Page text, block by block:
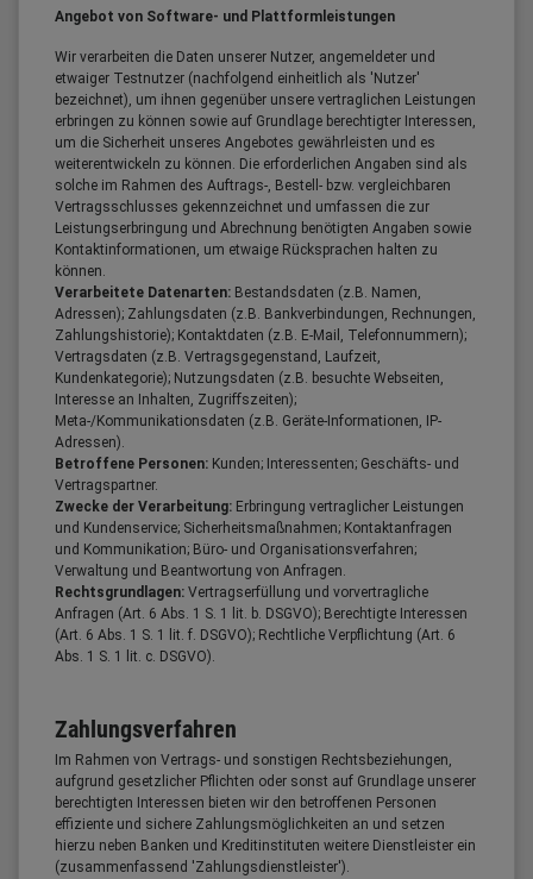
Angebot von Software- und Plattformleistungen
Wir verarbeiten die Daten unserer Nutzer, angemeldeter und
etwaiger Testnutzer (nachfolgend einheitlich als 'Nutzer'
bezeichnet), um ihnen gegenüber unsere vertraglichen Leistungen
erbringen zu können sowie auf Grundlage berechtigter Interessen,
um die Sicherheit unseres Angebotes gewährleisten und es
weiterentwickeln zu können. Die erforderlichen Angaben sind als
solche im Rahmen des Auftrags-, Bestell- bzw. vergleichbaren
Vertragsschlusses gekennzeichnet und umfassen die zur
Leistungserbringung und Abrechnung benötigten Angaben sowie
Kontaktinformationen, um etwaige Rücksprachen halten zu
können.
Verarbeitete Datenarten: Bestandsdaten (z.B. Namen,
Adressen); Zahlungsdaten (z.B. Bankverbindungen, Rechnungen,
Zahlungshistorie); Kontaktdaten (z.B. E-Mail, Telefonnummern);
Vertragsdaten (z.B. Vertragsgegenstand, Laufzeit,
Kundenkategorie); Nutzungsdaten (z.B. besuchte Webseiten,
Interesse an Inhalten, Zugriffszeiten);
Meta-/Kommunikationsdaten (z.B. Geräte-Informationen, IP-
Adressen).
Betroffene Personen: Kunden; Interessenten; Geschäfts- und
Vertragspartner.
Zwecke der Verarbeitung: Erbringung vertraglicher Leistungen
und Kundenservice; Sicherheitsmaßnahmen; Kontaktanfragen
und Kommunikation; Büro- und Organisationsverfahren;
Verwaltung und Beantwortung von Anfragen.
Rechtsgrundlagen: Vertragserfüllung und vorvertragliche
Anfragen (Art. 6 Abs. 1 S. 1 lit. b. DSGVO); Berechtigte Interessen
(Art. 6 Abs. 1 S. 1 lit. f. DSGVO); Rechtliche Verpflichtung (Art. 6
Abs. 1 S. 1 lit. c. DSGVO).
Zahlungsverfahren
Im Rahmen von Vertrags- und sonstigen Rechtsbeziehungen,
aufgrund gesetzlicher Pflichten oder sonst auf Grundlage unserer
berechtigten Interessen bieten wir den betroffenen Personen
effiziente und sichere Zahlungsmöglichkeiten an und setzen
hierzu neben Banken und Kreditinstituten weitere Dienstleister ein
(zusammenfassend 'Zahlungsdienstleister').